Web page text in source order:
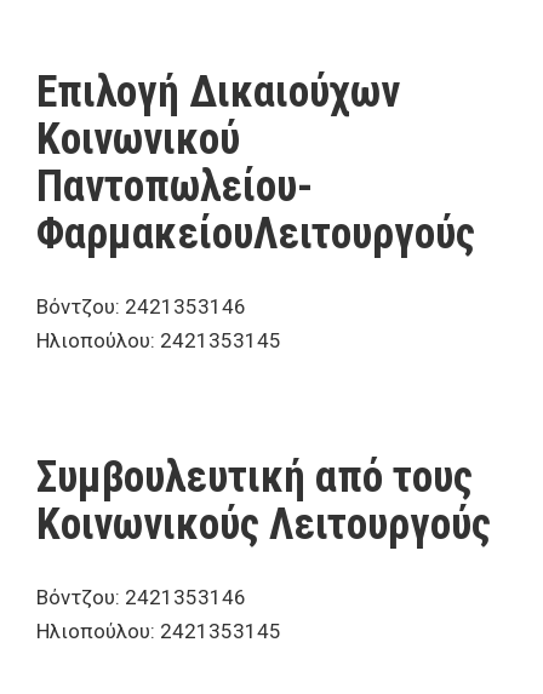
Επιλογή Δικαιούχων
Κοινωνικού
Παντοπωλείου-
ΦαρμακείουΛειτουργούς
Βόντζου: 2421353146
Ηλιοπούλου: 2421353145
Συμβουλευτική από τους
Κοινωνικούς Λειτουργούς
Βόντζου: 2421353146
Ηλιοπούλου: 2421353145